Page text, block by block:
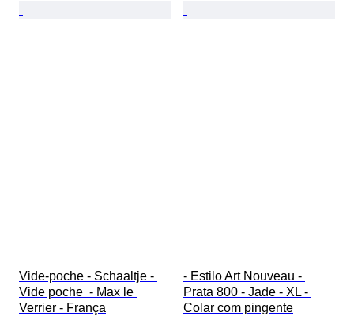
Vide-poche - Schaaltje -
Vide poche  - Max le
Verrier - França
- Estilo Art Nouveau -
Prata 800 - Jade - XL -
Colar com pingente